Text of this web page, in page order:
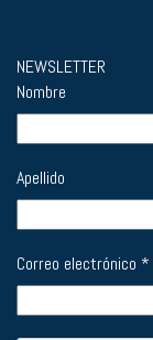
NEWSLETTER
Nombre
Apellido
Correo electrónico *